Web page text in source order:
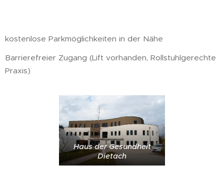
kostenlose Parkmöglichkeiten in der Nähe
Barrierefreier Zugang (Lift vorhanden, Rollstuhlgerechte
Praxis)
Haus der Gesundheit
Dietach